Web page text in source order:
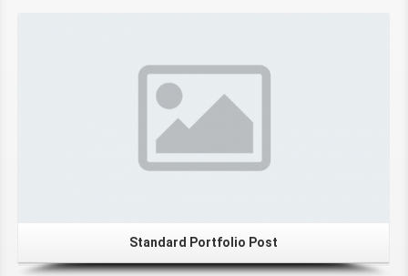
Standard Portfolio Post